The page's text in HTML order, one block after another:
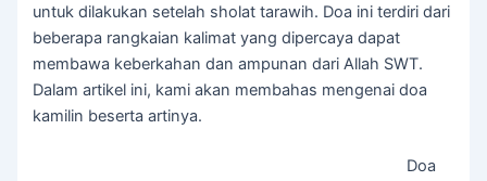
untuk dilakukan setelah sholat tarawih. Doa ini terdiri dari
beberapa rangkaian kalimat yang dipercaya dapat
membawa keberkahan dan ampunan dari Allah SWT.
Dalam artikel ini, kami akan membahas mengenai doa
kamilin beserta artinya.
Doa